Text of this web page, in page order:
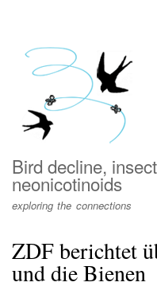
menu
Bird decline,
neonicotinoids
exploring the connections
ZDF berichtet
und die Bienen